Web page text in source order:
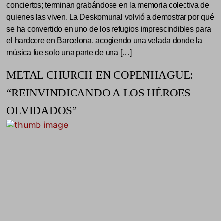
conciertos; terminan grabándose en la memoria colectiva de
quienes las viven. La Deskomunal volvió a demostrar por qué
se ha convertido en uno de los refugios imprescindibles para
el hardcore en Barcelona, acogiendo una velada donde la
música fue solo una parte de una […]
METAL CHURCH EN COPENHAGUE:
“REINVINDICANDO A LOS HÉROES
OLVIDADOS”